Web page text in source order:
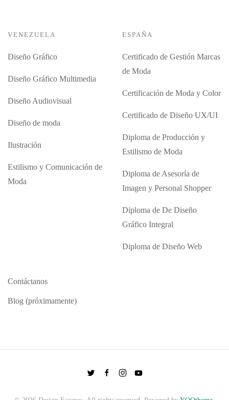
VENEZUELA
Diseño Gráfico
Diseño Gráfico Multimedia
Diseño Audiovisual
Diseño de moda
Ilustración
Estilismo y Comunicación de
Moda
ESPAÑA
Certificado de Gestión Marcas
de Moda
Certificación de Moda y Color
Certificado de Diseño UX/UI
Diploma de Producción y
Estilismo de Moda
Diploma de Asesoría de
Imagen y Personal Shopper
Diploma de De Diseño
Gráfico Integral
Diploma de Diseño Web
Contáctanos
Blog (próximamente)